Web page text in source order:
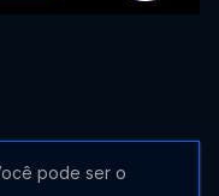
pode ser o